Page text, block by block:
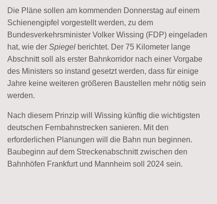
Die Pläne sollen am kommenden Donnerstag auf einem
Schienengipfel vorgestellt werden, zu dem
Bundesverkehrsminister Volker Wissing (FDP) eingeladen
hat, wie der Spiegel berichtet. Der 75 Kilometer lange
Abschnitt soll als erster Bahnkorridor nach einer Vorgabe
des Ministers so instand gesetzt werden, dass für einige
Jahre keine weiteren größeren Baustellen mehr nötig sein
werden.
Nach diesem Prinzip will Wissing künftig die wichtigsten
deutschen Fernbahnstrecken sanieren. Mit den
erforderlichen Planungen will die Bahn nun beginnen.
Baubeginn auf dem Streckenabschnitt zwischen den
Bahnhöfen Frankfurt und Mannheim soll 2024 sein.